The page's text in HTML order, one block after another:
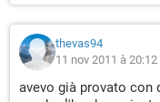
thevas94
11 nov 2011 à 20:12
avevo già provato